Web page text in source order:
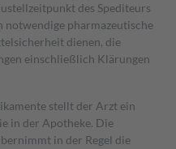
des Spediteurs
notwendige pharmazeutische
dienen, die
einschließlich Klärungen
stellt der Arzt ein
in der Apotheke. Die
in der Regel die